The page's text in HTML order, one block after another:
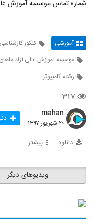
شماره تماس موسسه آموزش عالی
آموزشی کنکور
موسسه آموزش عالی آزاد ماهان
رشته کامپیوتر
۳۱۷
mahan
۲۰ شهریور ۱۳۹۷
دانلود بیشتر
ویدیوهای دیگر